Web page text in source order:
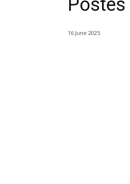
16 June 2025